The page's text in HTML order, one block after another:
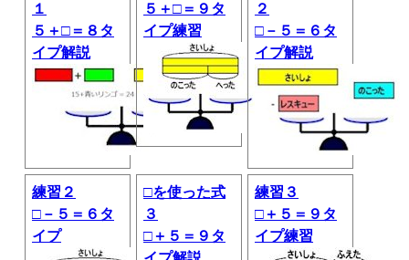
１
５＋□＝８タ
イプ解説
５＋□＝９タ
イプ練習
２
□－５＝６タ
イプ解説
練習２
□－５＝６タ
イプ
□を使った式
３
□＋５＝９タ
練習３
□＋５＝９タ
イプ練習